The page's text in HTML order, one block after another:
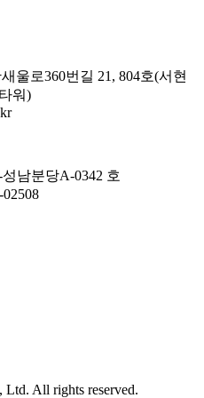
울로360번길 21, 804호(서현
워)
성남분당A-0342 호
02508
All rights reserved.